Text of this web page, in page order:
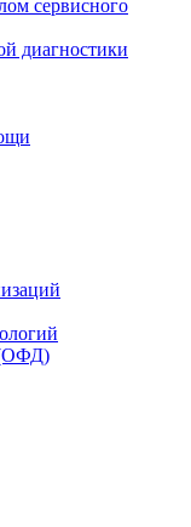
сервисного
диагностики
(ОФД)